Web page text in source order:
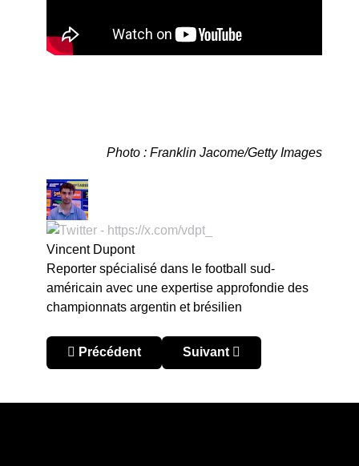
Photo : Franklin Jacome/Getty Images
Vincent Dupont
Reporter spécialisé dans le football sud-
américain avec une expertise approfondie des
championnats argentin et brésilien
Article précédent : Copa Libertadores 2025 :
Précédent Article suivant : Copa
Suivant